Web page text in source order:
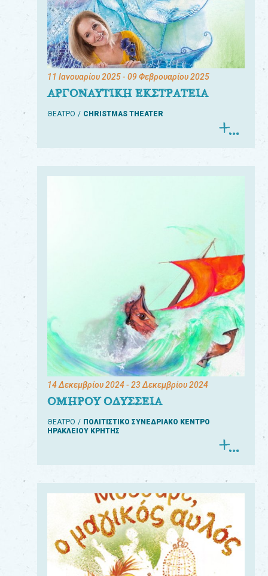
11 Ιανουαρίου 2025- 09 Φεβρουαρίου 2025
ΑΡΓΟΝΑΥΤΙΚΗ ΕΚΣΤΡΑΤΕΙΑ
ΘΕΑΤΡΟ CHRISTMAS THEATER
14 Δεκεμβρίου 2024- 23 Δεκεμβρίου 2024
ΟΜΗΡΟΥ ΟΔΥΣΣΕΙΑ
ΘΕΑΤΡΟ
ΠΟΛΙΤΙΣΤΙΚΟ ΣΥΝΕΔΡΙΑΚΟ ΚΕΝΤΡΟ
ΗΡΑΚΛΕΙΟΥ ΚΡΗΤΗΣ